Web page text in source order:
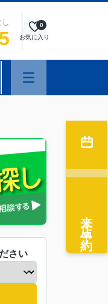
お気に入り
0
さい
来店予約